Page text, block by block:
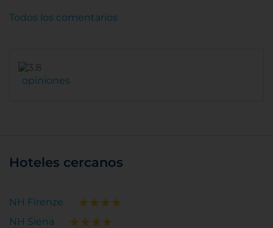
opiniones
Todos los comentarios
Hoteles cercanos
NH Firenze
NH Siena